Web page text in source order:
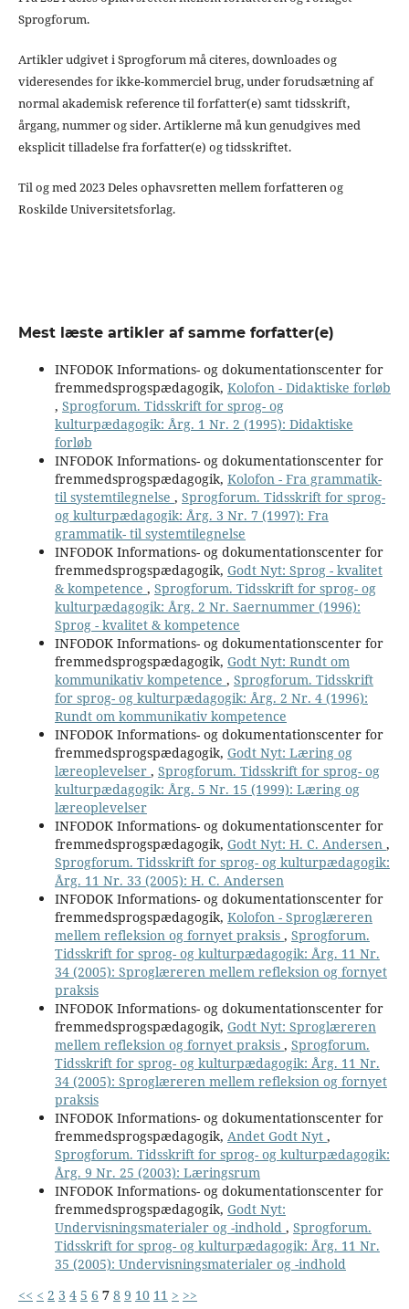
Sprogforum.
Artikler udgivet i Sprogforum må citeres, downloades og
videresendes for ikke-kommerciel brug, under forudsætning af
normal akademisk reference til forfatter(e) samt tidsskrift,
årgang, nummer og sider. Artiklerne må kun genudgives med
eksplicit tilladelse fra forfatter(e) og tidsskriftet.
Til og med 2023 Deles ophavsretten mellem forfatteren og
Roskilde Universitetsforlag.
Mest læste artikler af samme forfatter(e)
INFODOK Informations- og dokumentationscenter for
fremmedsprogspædagogik, Kolofon - Didaktiske forløb
, Sprogforum. Tidsskrift for sprog- og
kulturpædagogik: Årg. 1 Nr. 2 (1995): Didaktiske
forløb
INFODOK Informations- og dokumentationscenter for
fremmedsprogspædagogik, Kolofon - Fra grammatik-
til systemtilegnelse , Sprogforum. Tidsskrift for sprog-
og kulturpædagogik: Årg. 3 Nr. 7 (1997): Fra
grammatik- til systemtilegnelse
INFODOK Informations- og dokumentationscenter for
fremmedsprogspædagogik, Godt Nyt: Sprog - kvalitet
& kompetence , Sprogforum. Tidsskrift for sprog- og
kulturpædagogik: Årg. 2 Nr. Saernummer (1996):
Sprog - kvalitet & kompetence
INFODOK Informations- og dokumentationscenter for
fremmedsprogspædagogik, Godt Nyt: Rundt om
kommunikativ kompetence , Sprogforum. Tidsskrift
for sprog- og kulturpædagogik: Årg. 2 Nr. 4 (1996):
Rundt om kommunikativ kompetence
INFODOK Informations- og dokumentationscenter for
fremmedsprogspædagogik, Godt Nyt: Læring og
læreoplevelser , Sprogforum. Tidsskrift for sprog- og
kulturpædagogik: Årg. 5 Nr. 15 (1999): Læring og
læreoplevelser
INFODOK Informations- og dokumentationscenter for
fremmedsprogspædagogik, Godt Nyt: H. C. Andersen ,
Sprogforum. Tidsskrift for sprog- og kulturpædagogik:
Årg. 11 Nr. 33 (2005): H. C. Andersen
INFODOK Informations- og dokumentationscenter for
fremmedsprogspædagogik, Kolofon - Sproglæreren
mellem refleksion og fornyet praksis , Sprogforum.
Tidsskrift for sprog- og kulturpædagogik: Årg. 11 Nr.
34 (2005): Sproglæreren mellem refleksion og fornyet
praksis
INFODOK Informations- og dokumentationscenter for
fremmedsprogspædagogik, Godt Nyt: Sproglæreren
mellem refleksion og fornyet praksis , Sprogforum.
Tidsskrift for sprog- og kulturpædagogik: Årg. 11 Nr.
34 (2005): Sproglæreren mellem refleksion og fornyet
praksis
INFODOK Informations- og dokumentationscenter for
fremmedsprogspædagogik, Andet Godt Nyt ,
Sprogforum. Tidsskrift for sprog- og kulturpædagogik:
Årg. 9 Nr. 25 (2003): Læringsrum
INFODOK Informations- og dokumentationscenter for
fremmedsprogspædagogik, Godt Nyt:
Undervisningsmaterialer og -indhold , Sprogforum.
Tidsskrift for sprog- og kulturpædagogik: Årg. 11 Nr.
35 (2005): Undervisningsmaterialer og -indhold
<< < 2 3 4 5 6 7 8 9 10 11 > >>